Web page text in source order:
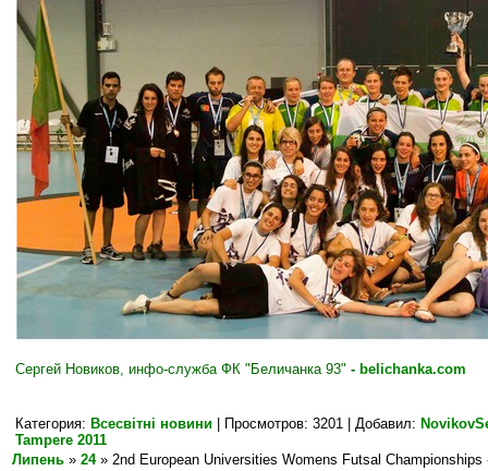
Сергей Новиков, инфо-служба ФК "Беличанка 93" - belichanka.com
Категория: Всесвітні новини Просмотров: 3201 | Добавил:
Tampere 2011
Липень » 24» 2nd European Universities Womens Futsal Championships